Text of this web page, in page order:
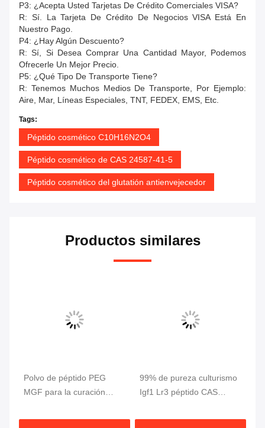
P3: ¿Acepta Usted Tarjetas De Crédito Comerciales VISA?
R: Sí. La Tarjeta De Crédito De Negocios VISA Está En
Nuestro Pago.
P4: ¿Hay Algún Descuento?
R: Sí, Si Desea Comprar Una Cantidad Mayor, Podemos
Ofrecerle Un Mejor Precio.
P5: ¿Qué Tipo De Transporte Tiene?
R: Tenemos Muchos Medios De Transporte, Por Ejemplo:
Aire, Mar, Líneas Especiales, TNT, FEDEX, EMS, Etc.
Tags:
Péptido cosmético C10H16N2O4
Péptido cosmético de CAS 24587-41-5
Péptido cosmético del glutatión antienvejecedor
Productos similares
Polvo de péptido PEG
MGF para la curación
2 mg/vial
99% de pureza culturismo
Igf1 Lr3 péptido CAS